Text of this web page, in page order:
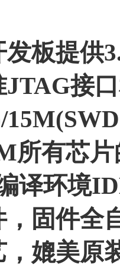
板提供
JTAG接
所有芯
译环境
固件全
媲美原